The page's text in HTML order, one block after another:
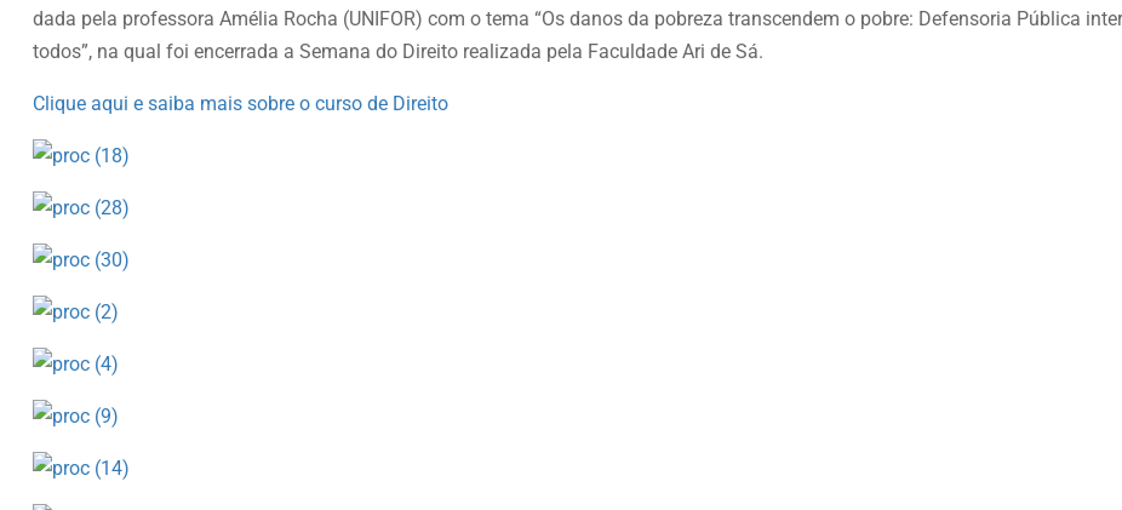
dada pela professora Amélia Rocha (UNIFOR) com o tema “Os danos da pobreza transcendem o pobre: Defensoria Pública
todos”, na qual foi encerrada a Semana do Direito realizada pela Faculdade Ari de Sá.
Clique aqui e saiba mais sobre o curso de Direito